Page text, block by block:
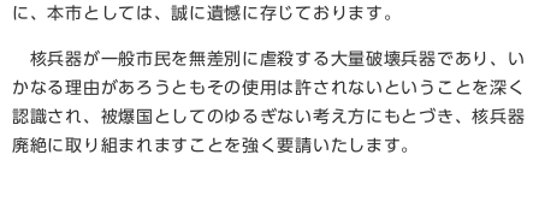
に、本市としては、誠に遺憾に存じております。
核兵器が一般市民を無差別に虐殺する大量破壊兵器であり、い
かなる理由があろうともその使用は許されないということを深く
認識され、被爆国としてのゆるぎない考え方にもとづき、核兵器
廃絶に取り組まれますことを強く要請いたします。